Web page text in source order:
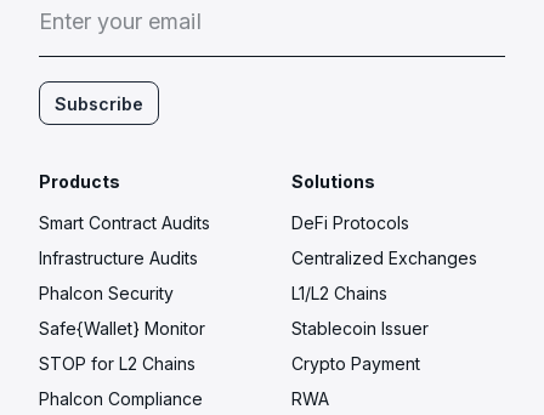
Enter your email
Subscribe
Products
Smart Contract Audits
Infrastructure Audits
Phalcon Security
Safe{Wallet} Monitor
STOP for L2 Chains
Phalcon Compliance
Solutions
DeFi Protocols
Centralized Exchanges
L1/L2 Chains
Stablecoin Issuer
Crypto Payment
RWA